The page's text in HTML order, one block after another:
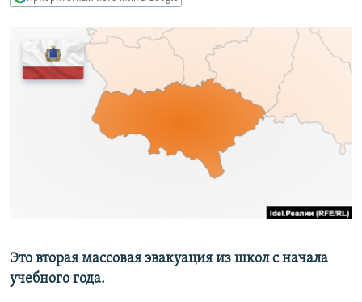
навигации
поиску
IDEL.РЕАЛИИ
КАВКАЗ.РЕАЛИИ
СЕВЕР.РЕАЛИИ
СИБИРЬ.РЕАЛИИ
РАСПИСАНИЕ ВЕЩАНИЯ
ПОДПИШИТЕСЬ НА РАССЫЛКУ
Это вторая массовая эвакуация из школ с начала
учебного года.